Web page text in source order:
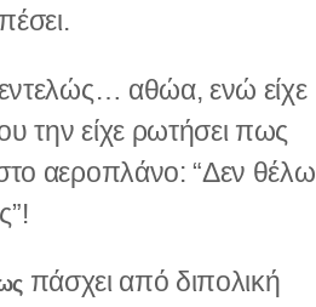
αθώα, ενώ είχε
την είχε ρωτήσει πως
αεροπλάνο: “Δεν θέλω
πάσχει από διπολική